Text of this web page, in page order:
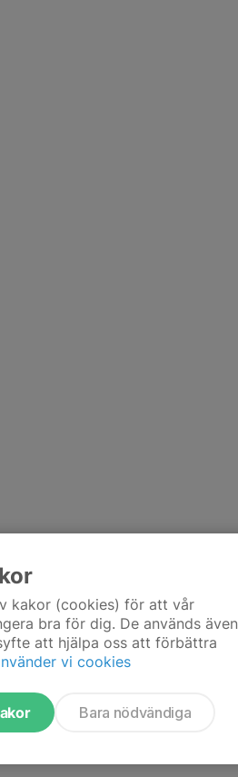
kakor (cookies) för att vår
bra för dig. De används även
att hjälpa oss att förbättra
vi cookies
Bara nödvändiga